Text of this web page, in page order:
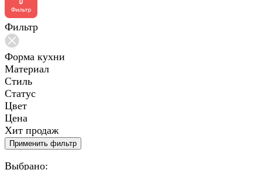
Фильтр
Форма кухни
Материал
Стиль
Статус
Цвет
Цена
Хит продаж
Применить фильтр
Выбрано: